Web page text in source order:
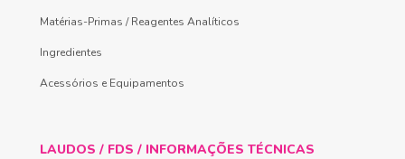
Matérias-Primas / Reagentes Analíticos
Ingredientes
Acessórios e Equipamentos
LAUDOS / FDS / INFORMAÇÕES TÉCNICAS